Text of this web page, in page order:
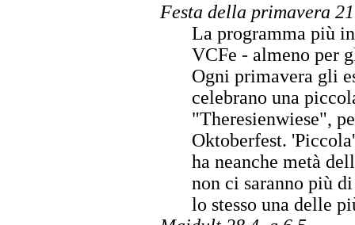
Festa della primavera
La programma più
VCFe - almeno per
Ogni primavera gli
celebrano una
"Theresienwiese",
Oktoberfest.
ha neanche metà
non ci saranno più
lo stesso una delle